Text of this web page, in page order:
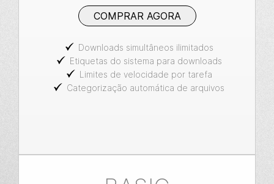
COMPRAR AGORA
Downloads simultâneos ilimitados
Etiquetas do sistema para downloads
Limites de velocidade por tarefa
Categorização automática de arquivos